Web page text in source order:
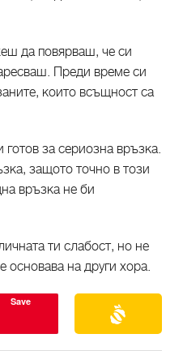
да повярваш, че си
Преди време си
които всъщност са
за сериозна връзка.
защото точно в този
връзка не би
ти слабост, но не
основава на други хора.
Save